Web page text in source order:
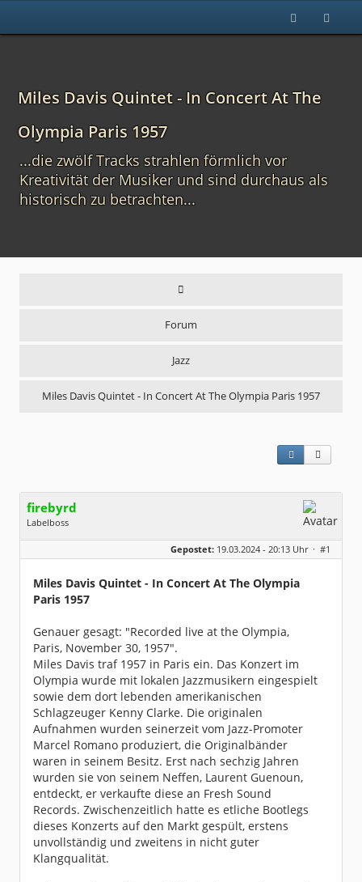
Miles Davis Quintet - In Concert At The
Olympia Paris 1957
...die zwölf Tracks strahlen förmlich vor
Kreativität der Musiker und sind durchaus als
historisch zu betrachten...
Forum
Jazz
Miles Davis Quintet - In Concert At The Olympia Paris 1957
firebyrd
Labelboss
Geschlecht:
keine Angabe
Hausgeburt (Ausgeburt?)
Beiträge:
48861
Gepostet: 19.03.2024 - 20:13 Uhr · #1
Miles Davis Quintet - In Concert At The Olympia
Paris 1957
Genauer gesagt: "Recorded live at the Olympia,
Paris, November 30, 1957".
Miles Davis traf 1957 in Paris ein. Das Konzert im
Olympia wurde mit lokalen Jazzmusikern eingespielt
sowie dem dort lebenden amerikanischen
Schlagzeuger Kenny Clarke. Die originalen
Aufnahmen wurden seinerzeit vom Jazz-Promoter
Marcel Romano produziert, die Originalbänder
waren in seinem Besitz. Erst nach sechzig Jahren
wurden sie von seinem Neffen, Laurent Guenoun,
entdeckt, er verkaufte diese an Fresh Sound
Records. Zwischenzeitlich hatte es etliche Bootlegs
dieses Konzerts auf den Markt gespült, erstens
unvollständig und zweitens in nicht guter
Klangqualität.